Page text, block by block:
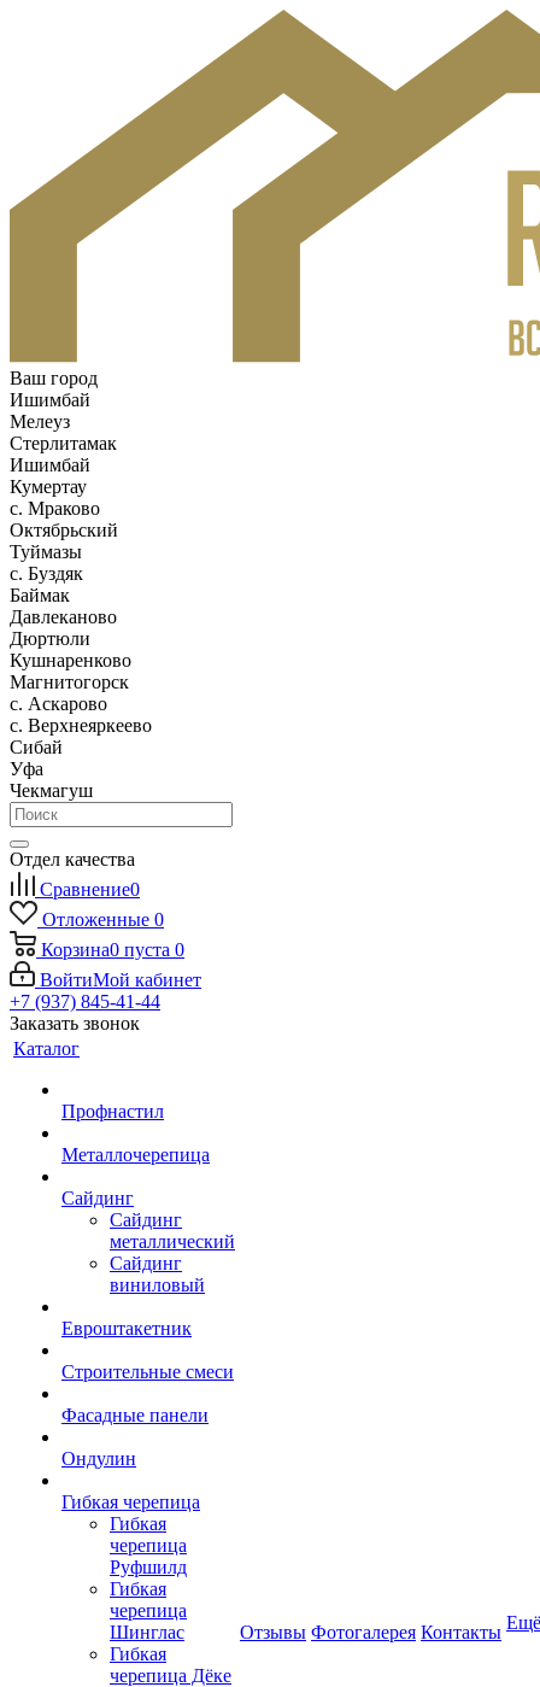
Ваш город
Ишимбай
Мелеуз
Стерлитамак
Ишимбай
Кумертау
c. Мраково
Октябрьский
Туймазы
c. Буздяк
Баймак
Давлеканово
Дюртюли
Кушнаренково
Магнитогорск
с. Аскарово
с. Верхнеяркеево
Сибай
Уфа
Чекмагуш
Отдел качества
Сравнение0
Отложенные 0
Корзина0 пуста 0
ВойтиМой кабинет
+7 (937) 845-41-44
Заказать звонок
Каталог
Профнастил
Металлочерепица
Сайдинг
Сайдинг
металлический
Сайдинг
виниловый
Евроштакетник
Строительные смеси
Фасадные панели
Ондулин
Гибкая черепица
Гибкая
черепица
Руфшилд
Гибкая
черепица
Шинглас
Гибкая
черепица Дёке
Отзывы Фотогалерея Контакты Ещё